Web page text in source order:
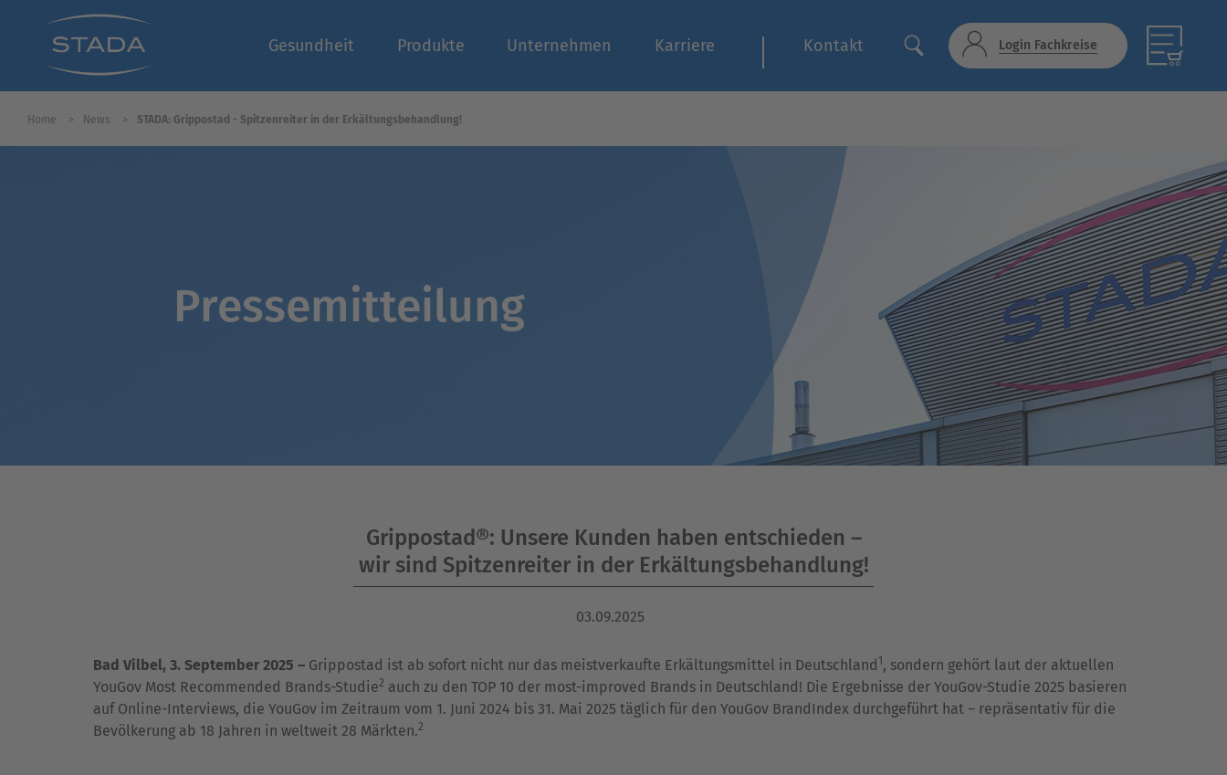
Gesundheit Produkte Unternehmen Karriere Kontakt Login Fachkreise
Home News STADA: Grippostad - Spitzenreiter in der Erkältungsbehandlung!
Pressemitteilung
Grippostad®: Unsere Kunden haben entschieden –
wir sind Spitzenreiter in der Erkältungsbehandlung!
03.09.2025
Bad Vilbel, 3. September 2025 – Grippostad ist ab sofort nicht nur das meistverkaufte Erkältungsmittel in Deutschland 1 , sondern gehört laut der aktuellen
YouGov Most Recommended Brands-Studie2 auch zu den TOP 10 der most-improved Brands in Deutschland! Die Ergebnisse der YouGov-Studie 2025 basieren
auf Online-Interviews, die YouGov im Zeitraum vom 1. Juni 2024 bis 31. Mai 2025 täglich für den YouGov BrandIndex durchgeführt hat – repräsentativ für die
Bevölkerung ab 18 Jahren in weltweit 28 Märkten.2